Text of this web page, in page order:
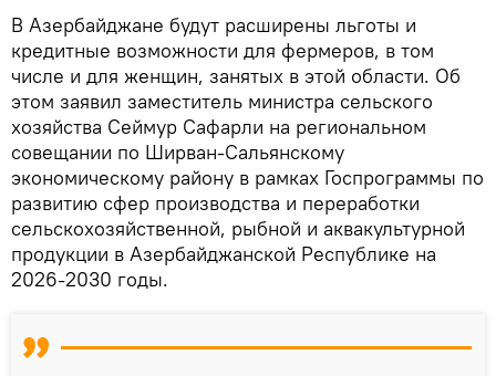
В Азербайджане будут расширены льготы и
кредитные возможности для фермеров, в том
числе и для женщин, занятых в этой области. Об
этом заявил заместитель министра сельского
хозяйства Сеймур Сафарли на региональном
совещании по Ширван-Сальянскому
экономическому району в рамках Госпрограммы по
развитию сфер производства и переработки
сельскохозяйственной, рыбной и аквакультурной
продукции в Азербайджанской Республике на
2026-2030 годы.